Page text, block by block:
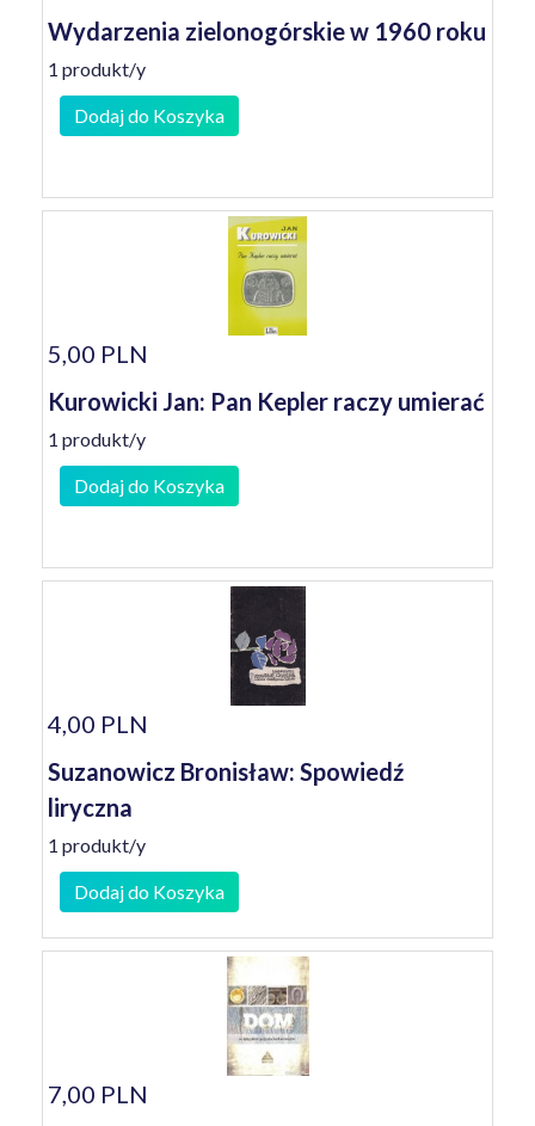
Wydarzenia zielonogórskie w 1960 roku
1 produkt/y
Dodaj do Koszyka
5,00 PLN
Kurowicki Jan: Pan Kepler raczy umierać
1 produkt/y
Dodaj do Koszyka
4,00 PLN
Suzanowicz Bronisław: Spowiedź
liryczna
1 produkt/y
Dodaj do Koszyka
7,00 PLN